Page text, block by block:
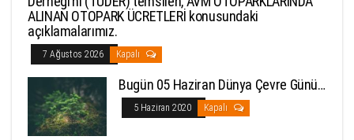
ALINAN OTOPARK ÜCRETLERİ konusundaki
açıklamalarımız.
7 Ağustos 2026 Kapalı
Bugün 05 Haziran Dünya Çevre Günü…
5 Haziran 2020 Kapalı